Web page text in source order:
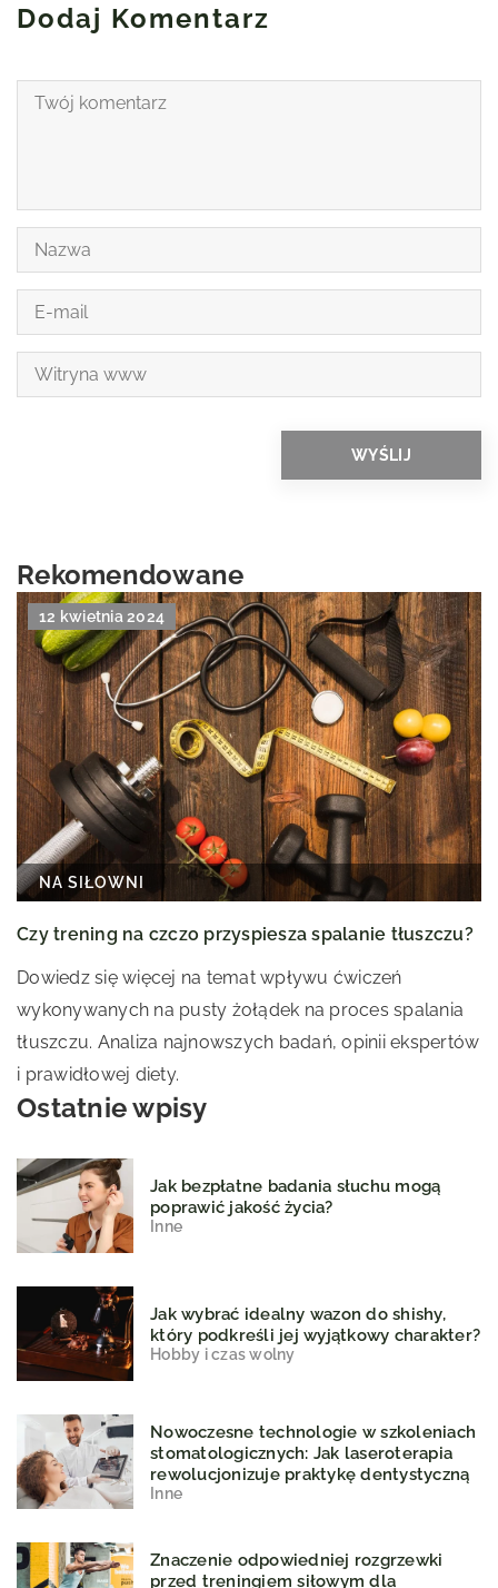
Dodaj Komentarz
Rekomendowane
12 kwietnia 2024
NA SIŁOWNI
Czy trening na czczo przyspiesza spalanie tłuszczu?
Dowiedz się więcej na temat wpływu ćwiczeń
wykonywanych na pusty żołądek na proces spalania
tłuszczu. Analiza najnowszych badań, opinii ekspertów
i prawidłowej diety.
Ostatnie wpisy
Jak bezpłatne badania słuchu mogą
poprawić jakość życia?
Inne
Jak wybrać idealny wazon do shishy,
który podkreśli jej wyjątkowy charakter?
Hobby i czas wolny
Nowoczesne technologie w szkoleniach
stomatologicznych: Jak laseroterapia
rewolucjonizuje praktykę dentystyczną
Inne
Znaczenie odpowiedniej rozgrzewki
przed treningiem siłowym dla